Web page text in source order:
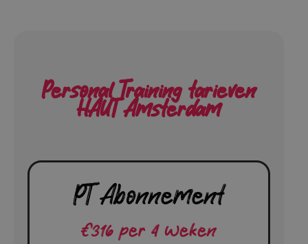
Personal Training tarieven
HAUT Amsterdam
PT Abonnement
€316 per 4 weken